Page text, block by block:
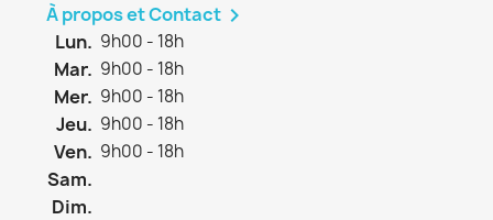
À propos et Contact 
Lun. 9h00 - 18h
Mar. 9h00 - 18h
Mer. 9h00 - 18h
Jeu. 9h00 - 18h
Ven. 9h00 - 18h
Sam.
Dim.